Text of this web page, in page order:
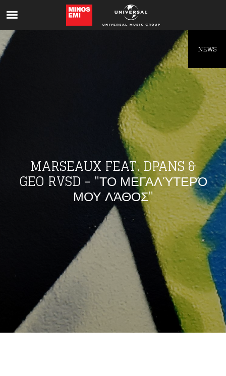
MARSEAUX FEAT. DPANS &
GEO RVSD - "ΤΟ ΜΕΓΑΛΎΤΕΡΌ
ΜΟΥ ΛΆΘΟΣ"
NEWS
Like being first?
Get news from your favorite artists before
everyone else.